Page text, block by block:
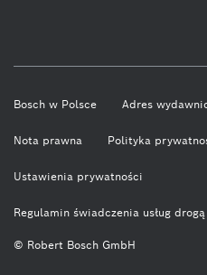
© Robert Bosch GmbH
Bosch w Polsce Adres
Nota prawna Polityka
Ustawienia prywatności
Regulamin świadczenia usług